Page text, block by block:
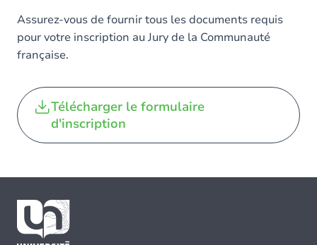
Assurez-vous de fournir tous les documents requis
pour votre inscription au Jury de la Communauté
française.
Télécharger le formulaire
d'inscription